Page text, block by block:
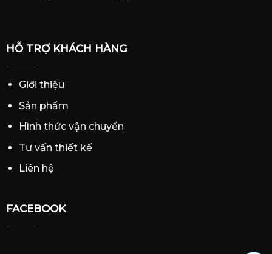
HỖ TRỢ KHÁCH HÀNG
Giới thiệu
Sản phẩm
Hình thức vận chuyển
Tư vấn thiết kế
Liên hệ
FACEBOOK